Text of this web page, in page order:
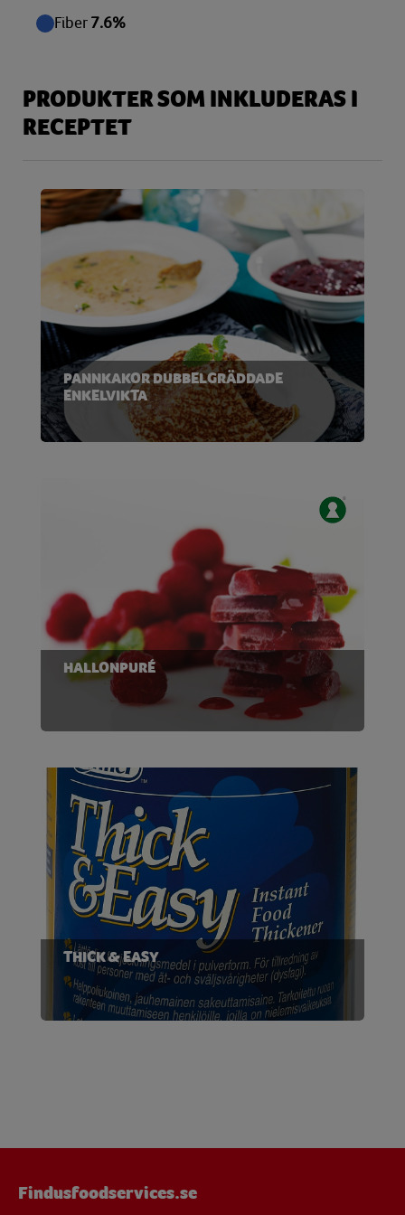
Fiber 7.6%
PRODUKTER SOM INKLUDERAS I
RECEPTET
PANNKAKOR DUBBELGRÄDDADE
ENKELVIKTA
HALLONPURÉ
THICK & EASY
Findusfoodservices.se